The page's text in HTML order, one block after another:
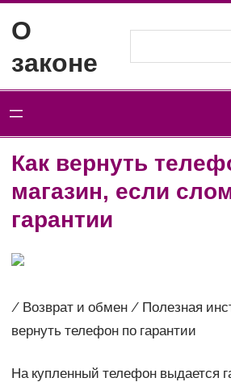
содержимому
О
законе
Как вернуть
магазин, если
гарантии
/ Возврат и обмен / Полезная
вернуть телефон по гарантии
На купленный телефон выдается